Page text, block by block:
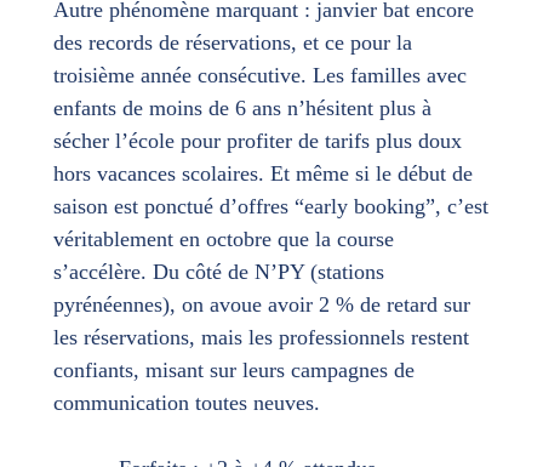
Autre phénomène marquant : janvier bat encore
des records de réservations, et ce pour la
troisième année consécutive. Les familles avec
enfants de moins de 6 ans n’hésitent plus à
sécher l’école pour profiter de tarifs plus doux
hors vacances scolaires. Et même si le début de
saison est ponctué d’offres “early booking”, c’est
véritablement en octobre que la course
s’accélère. Du côté de N’PY (stations
pyrénéennes), on avoue avoir 2 % de retard sur
les réservations, mais les professionnels restent
confiants, misant sur leurs campagnes de
communication toutes neuves.